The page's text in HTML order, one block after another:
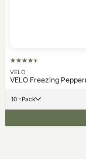
VELO
VELO Freezing
10 -Pack